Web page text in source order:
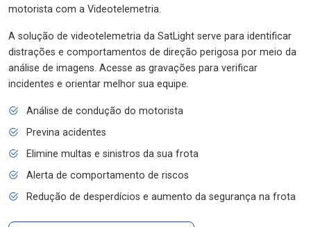
motorista com a Videotelemetria.
A solução de videotelemetria da SatLight serve para identificar
distrações e comportamentos de direção perigosa por meio da
análise de imagens. Acesse as gravações para verificar
incidentes e orientar melhor sua equipe.
Análise de condução do motorista
Previna acidentes
Elimine multas e sinistros da sua frota
Alerta de comportamento de riscos
Redução de desperdícios e aumento da segurança na frota